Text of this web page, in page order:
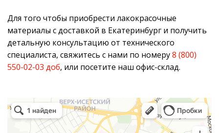
Для того чтобы приобрести лакокрасочные
материалы с доставкой в Екатеринбург и получить
детальную консультацию от технического
специалиста, свяжитесь с нами по номеру8 (800)
550-02-03 доб, или посетите наш офис-склад.